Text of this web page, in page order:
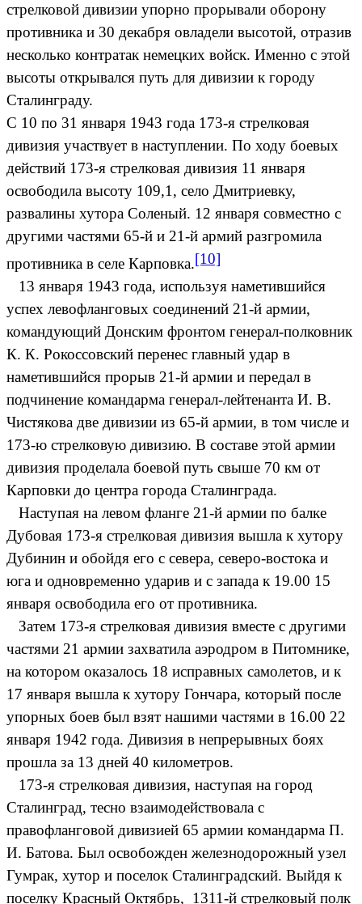
стрелковой дивизии упорно прорывали оборону
противника и 30 декабря овладели высотой, отразив
несколько контратак немецких войск. Именно с этой
высоты открывался путь для дивизии к городу
Сталинграду.
С 10 по 31 января 1943 года 173-я стрелковая
дивизия участвует в наступлении. По ходу боевых
действий 173-я стрелковая дивизия 11 января
освободила высоту 109,1, село Дмитриевку,
развалины хутора Соленый. 12 января совместно с
другими частями 65-й и 21-й армий разгромила
противника в селе Карповка.[10]
13 января 1943 года, используя наметившийся
успех левофланговых соединений 21-й армии,
командующий Донским фронтом генерал-полковник
К. К. Рокоссовский перенес главный удар в
наметившийся прорыв 21-й армии и передал в
подчинение командарма генерал-лейтенанта И. В.
Чистякова две дивизии из 65-й армии, в том числе и
173-ю стрелковую дивизию. В составе этой армии
дивизия проделала боевой путь свыше 70 км от
Карповки до центра города Сталинграда.
Наступая на левом фланге 21-й армии по балке
Дубовая 173-я стрелковая дивизия вышла к хутору
Дубинин и обойдя его с севера, северо-востока и
юга и одновременно ударив и с запада к 19.00 15
января освободила его от противника.
Затем 173-я стрелковая дивизия вместе с другими
частями 21 армии захватила аэродром в Питомнике,
на котором оказалось 18 исправных самолетов, и к
17 января вышла к хутору Гончара, который после
упорных боев был взят нашими частями в 16.00 22
января 1942 года. Дивизия в непрерывных боях
прошла за 13 дней 40 километров.
173-я стрелковая дивизия, наступая на город
Сталинград, тесно взаимодействовала с
правофланговой дивизией 65 армии командарма П.
И. Батова. Был освобожден железнодорожный узел
Гумрак, хутор и поселок Сталинградский. Выйдя к
поселку Красный Октябрь, 1311-й стрелковый полк